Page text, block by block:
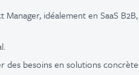
idéalement en SaaS
besoins en solutions